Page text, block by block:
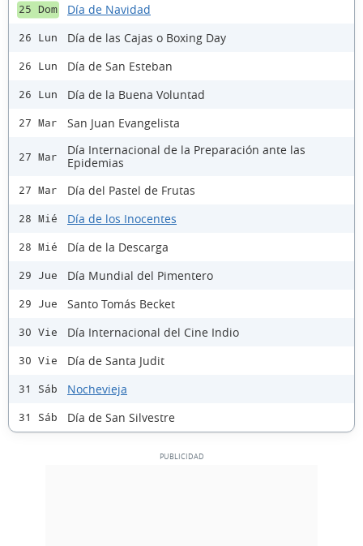
25 Dom Día de Navidad
26 Lun Día de las Cajas o Boxing Day
26 Lun Día de San Esteban
26 Lun Día de la Buena Voluntad
27 Mar San Juan Evangelista
27 Mar
Día Internacional de la Preparación ante las
Epidemias
27 Mar Día del Pastel de Frutas
28 Mié Día de los Inocentes
28 Mié Día de la Descarga
29 Jue Día Mundial del Pimentero
29 Jue Santo Tomás Becket
30 Vie Día Internacional del Cine Indio
30 Vie Día de Santa Judit
31 Sáb Nochevieja
31 Sáb Día de San Silvestre